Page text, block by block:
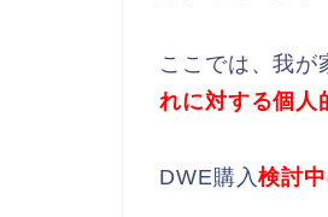
ここでは、我が
れに対する個人
DWE購入検討